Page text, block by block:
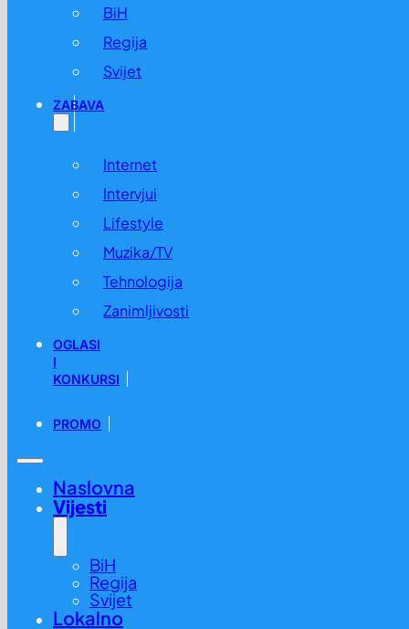
BiH
Regija
Svijet
ZABAVA
Internet
Intervjui
Lifestyle
Muzika/TV
Tehnologija
Zanimljivosti
OGLASI
I
KONKURSI
PROMO
Naslovna
Vijesti
BiH
Regija
Svijet
Lokalno